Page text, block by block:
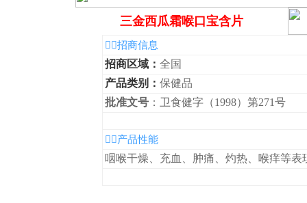
三金西瓜霜喉口宝含片
◆招商信息
招商区域： 全国
产品类别： 保健品
批准文号 ：卫食健字（1998）第271号
◆产品性能
咽喉干燥、充血、肿痛、灼热、喉痒等表